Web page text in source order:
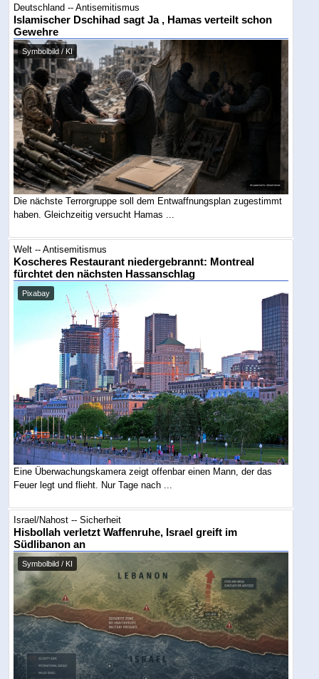
Deutschland -- Antisemitismus
Islamischer Dschihad sagt Ja , Hamas verteilt schon
Gewehre
Symbolbild / KI
Die nächste Terrorgruppe soll dem Entwaffnungsplan zugestimmt
haben. Gleichzeitig versucht Hamas ...
Welt -- Antisemitismus
Koscheres Restaurant niedergebrannt: Montreal
fürchtet den nächsten Hassanschlag
Pixabay
Eine Überwachungskamera zeigt offenbar einen Mann, der das
Feuer legt und flieht. Nur Tage nach ...
Israel/Nahost -- Sicherheit
Hisbollah verletzt Waffenruhe, Israel greift im
Südlibanon an
Symbolbild / KI